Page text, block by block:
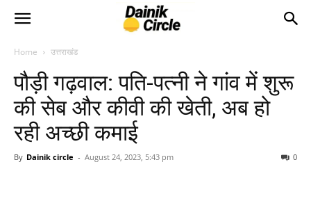
Home उत्तराखंड
पौड़ी गढ़वाल: पति-पत्नी ने गांव में शुरू
की सेब और कीवी की खेती, अब हो
रही अच्छी कमाई
By Dainik circle - August 24, 2023, 5:43 pm 0